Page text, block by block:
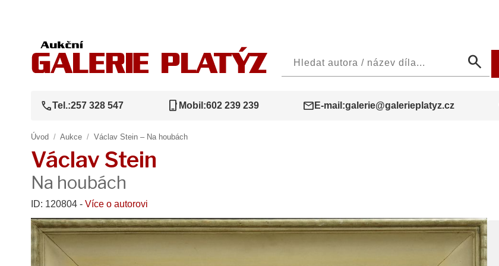
search
callTel.:257 328 547 phone_iphone Mobil:602 239 239 mail E-mail:galerie@galerieplatyz.cz
Úvod / Aukce / Václav Stein – Na houbách
Václav Stein
Na houbách
ID: 120804 - Více o autorovi